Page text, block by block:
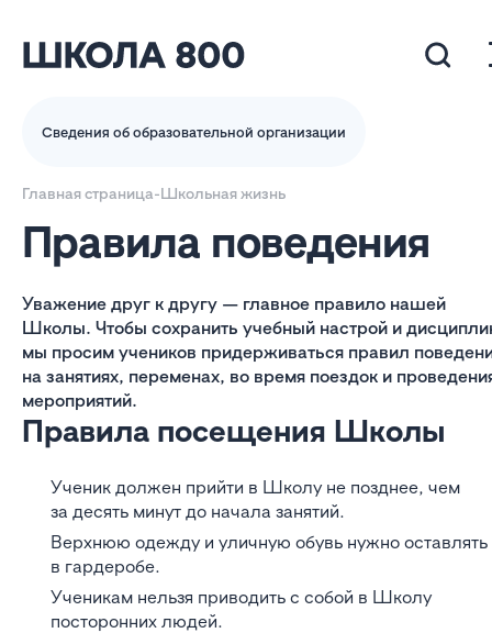
Сведения об образовательной организации
Главная страница-Школьная жизнь
Правила поведения
Уважение друг к другу — главное правило нашей
Школы. Чтобы сохранить учебный настрой и
мы просим учеников придерживаться правил
на занятиях, переменах, во время поездок и
мероприятий.
Правила посещения Школы
Ученик должен прийти в Школу не позднее, чем
за десять минут до начала занятий.
Верхнюю одежду и уличную обувь нужно оставлять
в гардеробе.
Ученикам нельзя приводить с собой в Школу
посторонних людей.